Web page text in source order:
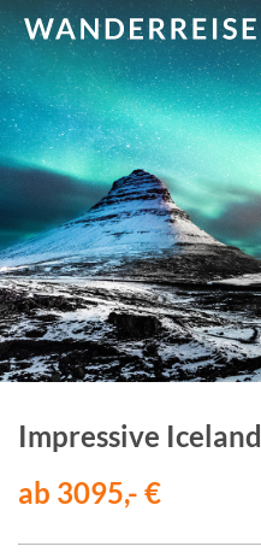
Impressive Iceland
ab 3095,- €